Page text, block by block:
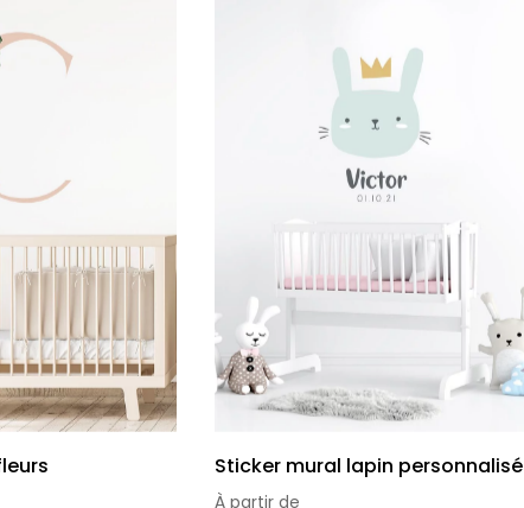
Sticker mural lapin personnalisé
À partir de